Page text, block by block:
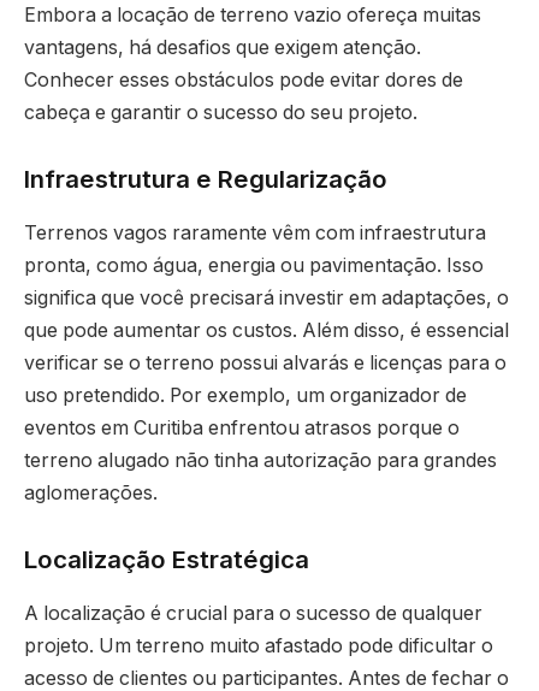
Embora a locação de terreno vazio ofereça muitas
vantagens, há desafios que exigem atenção.
Conhecer esses obstáculos pode evitar dores de
cabeça e garantir o sucesso do seu projeto.
Infraestrutura e Regularização
Terrenos vagos raramente vêm com infraestrutura
pronta, como água, energia ou pavimentação. Isso
significa que você precisará investir em adaptações, o
que pode aumentar os custos. Além disso, é essencial
verificar se o terreno possui alvarás e licenças para o
uso pretendido. Por exemplo, um organizador de
eventos em Curitiba enfrentou atrasos porque o
terreno alugado não tinha autorização para grandes
aglomerações.
Localização Estratégica
A localização é crucial para o sucesso de qualquer
projeto. Um terreno muito afastado pode dificultar o
acesso de clientes ou participantes. Antes de fechar o